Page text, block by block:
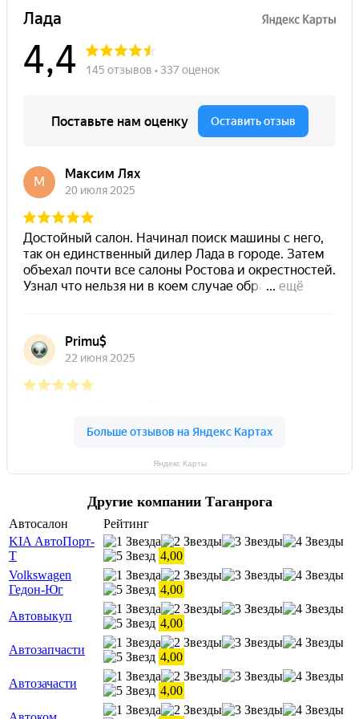
Яндекс Карты
Другие компании Таганрога
Автосалон
Рейтинг
KIA АвтоПорт-
Т
4,00
Volkswagen
Гедон-Юг
4,00
Автовыкуп
4,00
Автозапчасти
4,00
Автозачасти
4,00